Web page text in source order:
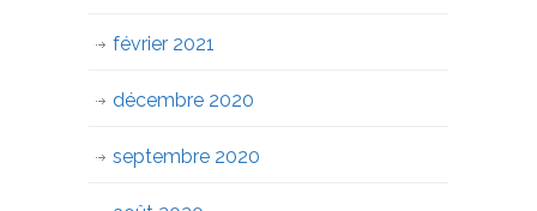
février 2021
décembre 2020
septembre 2020